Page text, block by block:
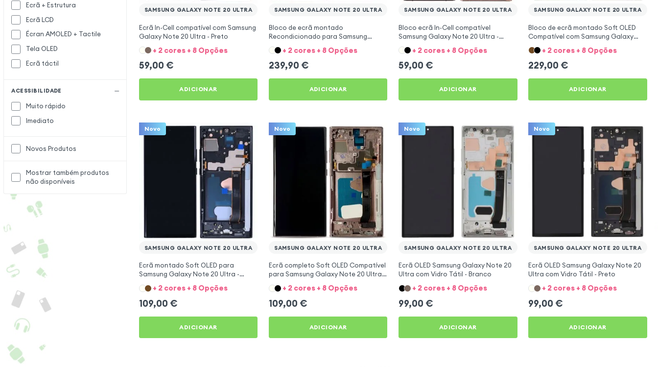
Ecrã + Estrutura
Ecrã LCD
Écran AMOLED + Tactile
Tela OLED
Ecrã táctil
ACESSIBILIDADE
Muito rápido
Imediato
Novos Produtos
Mostrar também produtos
não disponíveis
SAMSUNG GALAXY NOTE 20 ULTRA
Ecrã In-Cell compatível com Samsung
Galaxy Note 20 Ultra - Preto
+ 2 cores + 8 Opções
59,00 €
ADICIONAR
SAMSUNG GALAXY NOTE 20 ULTRA
Bloco de ecrã montado
Recondicionado para Samsung
Galaxy Note 20 Ultra - Bronze
+ 2 cores + 8 Opções
239,90 €
ADICIONAR
SAMSUNG GALAXY NOTE 20 ULTRA
Bloco ecrã In-Cell compatível
Samsung Galaxy Note 20 Ultra -
Bronze
+ 2 cores + 8 Opções
59,00 €
ADICIONAR
SAMSUNG GALAXY NOTE 20 ULTRA
Bloco de ecrã montado Soft OLED
Compatível com Samsung Galaxy
Note 20 Ultra - Branco
+ 2 cores + 8 Opções
229,00 €
ADICIONAR
Novo
SAMSUNG GALAXY NOTE 20 ULTRA
Ecrã montado Soft OLED para
Samsung Galaxy Note 20 Ultra -
Preto
+ 2 cores + 8 Opções
109,00 €
ADICIONAR
Novo
SAMSUNG GALAXY NOTE 20 ULTRA
Ecrã completo Soft OLED Compatível
para Samsung Galaxy Note 20 Ultra -
Bronze
+ 2 cores + 8 Opções
109,00 €
ADICIONAR
Novo
SAMSUNG GALAXY NOTE 20 ULTRA
Ecrã OLED Samsung Galaxy Note 20
Ultra com Vidro Tátil - Branco
+ 2 cores + 8 Opções
99,00 €
ADICIONAR
Novo
SAMSUNG GALAXY NOTE 20 ULTRA
Ecrã OLED Samsung Galaxy Note 20
Ultra com Vidro Tátil - Preto
+ 2 cores + 8 Opções
99,00 €
ADICIONAR